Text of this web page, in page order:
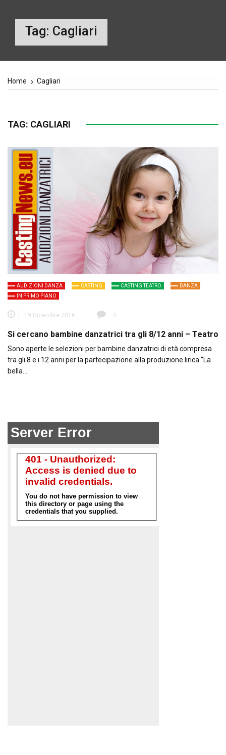
Tag: Cagliari
Home Cagliari
TAG: CAGLIARI
AUDIZIONI DANZA CASTING CASTING TEATRO
DANZA
IN PRIMO PIANO
19 Dicembre 2016 0
Si cercano bambine danzatrici tra gli 8/12 anni – Teatro
Sono aperte le selezioni per bambine danzatrici di età compresa
tra gli 8 e i 12 anni per la partecipazione alla produzione lirica “La
bella…